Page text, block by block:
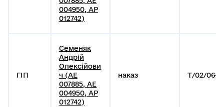
004950, АР
012742)
ГІП
Семеняк
Андрій
Олексійови
ч (АЕ
007885, АЕ
004950, АР
012742)
наказ Т/02/06-